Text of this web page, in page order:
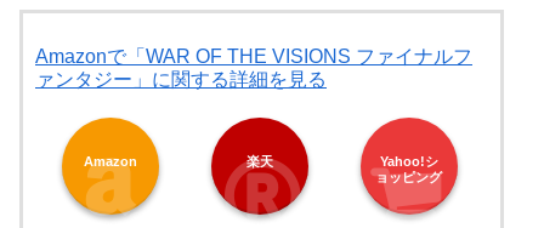
Amazonで「WAR OF THE VISIONS ファイナルフ
ァンタジー」に関する詳細を見る
Amazon 楽天
Yahoo!シ
ョッピング